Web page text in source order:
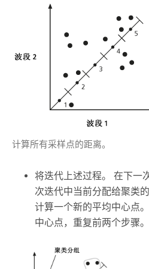
计算所有采样点的距离。
将迭代上述过程。 在下一
次迭代中当前分配给聚类
计算一个新的平均中心点
中心点，重复前两个步骤。